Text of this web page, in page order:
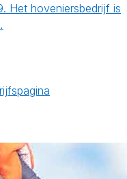
Het hoveniersbedrijf is